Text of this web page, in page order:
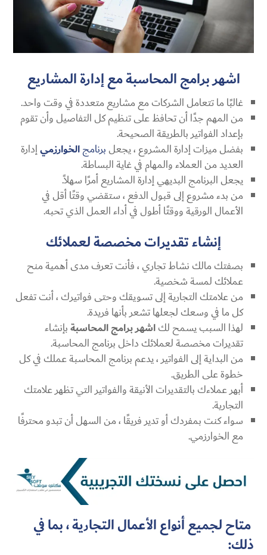
اشهر برامج المحاسبة مع إدارة المشاريع
غالبًا ما تتعامل الشركات مع مشاريع متعددة في وقت واحد.
من المهم جدًا أن تحافظ على تنظيم كل التفاصيل وأن تقوم
بإعداد الفواتير بالطريقة الصحيحة.
بفضل ميزات إدارة المشروع ، يجعلبرنامجالخوارزميإدارة
العديد من العملاء والمهام في غاية البساطة.
يجعل البرنامج البديهي إدارة المشاريع أمرًا سهلاً.
من بدء مشروع إلى قبول الدفع ، ستقضي وقتًا أقل في
الأعمال الورقية ووقتًا أطول في أداء العمل الذي تحبه.
إنشاء تقديرات مخصصة لعملائك
بصفتك مالك نشاط تجاري ، فأنت تعرف مدى أهمية منح
عملائك لمسة شخصية.
من علامتك التجارية إلى تسويقك وحتى فواتيرك ، أنت تفعل
كل ما في وسعك لجعلها تشعر بأنها فريدة.
لهذا السبب يسمح لكاشهر برامج المحاسبةبإنشاء
تقديرات مخصصة لعملائك داخل برنامج المحاسبة.
من البداية إلى الفواتير ، يدعم برنامج المحاسبة عملك في كل
خطوة على الطريق.
أبهر عملاءك بالتقديرات الأنيقة والفواتير التي تظهر علامتك
التجارية.
سواء كنت بمفردك أو تدير فريقًا ، من السهل أن تبدو محترفًا
مع الخوارزمي.
متاح لجميع أنواع الأعمال التجارية ، بما في
ذلك: